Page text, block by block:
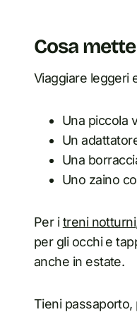
Cosa
Viaggiare leggeri
Una piccola
Un
Una
Uno zaino
Per itreni notturni
per gli occhi e
anche in estate.
Tieni